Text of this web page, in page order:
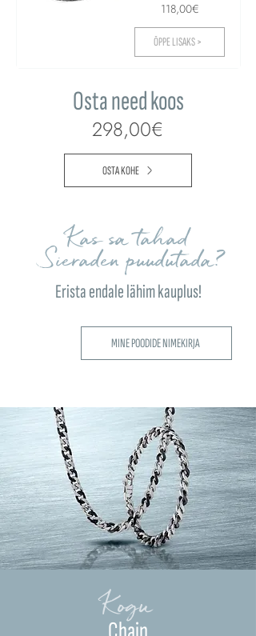
118,00€
ÕPPE LISAKS >
Osta need koos
298,00€
OSTA KOHE
Kas sa tahad
Sieraden puudutada?
Erista endale lähim kauplus!
MINE POODIDE NIMEKIRJA
Kogu